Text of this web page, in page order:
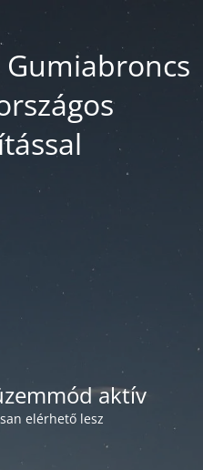
aktív
elérhető lesz